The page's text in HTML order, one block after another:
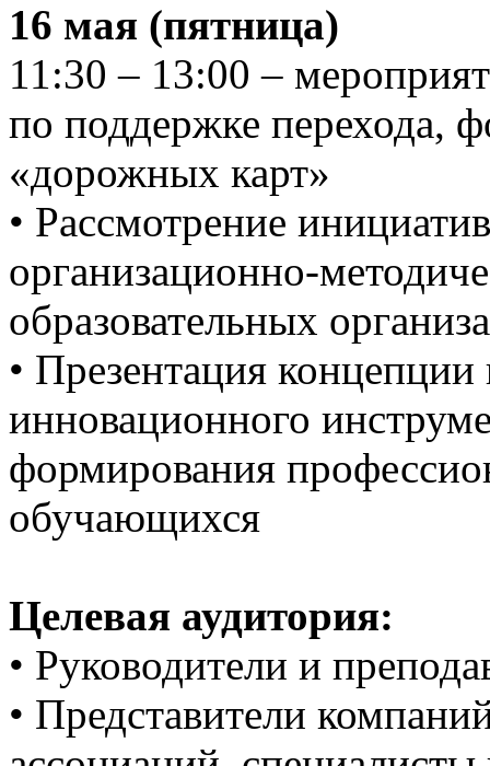
16 мая (пятница)
11:30 – 13:00 –
по поддержке перехода,
«дорожных карт»
• Рассмотрение
организационно-
образовательных
• Презентация
инновационного
формирования
обучающихся
Целевая аудитория:
• Руководители и
• Представители